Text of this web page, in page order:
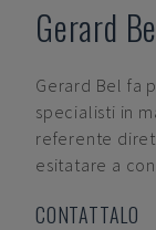
Gerard
Gerard Bel fa
specialisti in
referente
esitatare a
CONTATTALO